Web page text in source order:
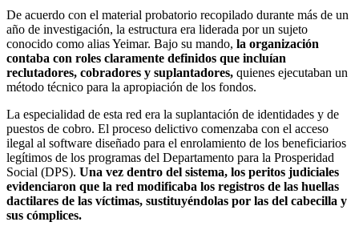
De acuerdo con el material probatorio recopilado durante más de un
año de investigación, la estructura era liderada por un sujeto
conocido como alias Yeimar. Bajo su mando, la organización
contaba con roles claramente definidos que incluían
reclutadores, cobradores y suplantadores, quienes ejecutaban un
método técnico para la apropiación de los fondos.
La especialidad de esta red era la suplantación de identidades y de
puestos de cobro. El proceso delictivo comenzaba con el acceso
ilegal al software diseñado para el enrolamiento de los beneficiarios
legítimos de los programas del Departamento para la Prosperidad
Social (DPS). Una vez dentro del sistema, los peritos judiciales
evidenciaron que la red modificaba los registros de las huellas
dactilares de las víctimas, sustituyéndolas por las del cabecilla y
sus cómplices.